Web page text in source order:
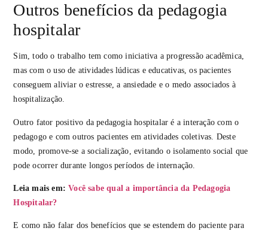
Outros benefícios da pedagogia
hospitalar
Sim, todo o trabalho tem como iniciativa a progressão acadêmica,
mas com o uso de atividades lúdicas e educativas, os pacientes
conseguem aliviar o estresse, a ansiedade e o medo associados à
hospitalização.
Outro fator positivo da pedagogia hospitalar é a interação com o
pedagogo e com outros pacientes em atividades coletivas. Deste
modo, promove-se a socialização, evitando o isolamento social que
pode ocorrer durante longos períodos de internação.
Leia mais em:Você sabe qual a importância da Pedagogia
Hospitalar?
E como não falar dos benefícios que se estendem do paciente para